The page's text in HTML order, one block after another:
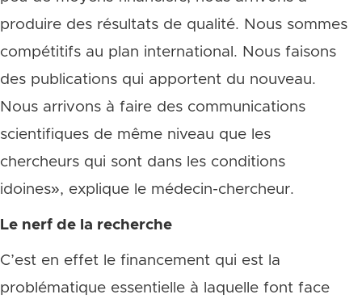
produire des résultats de qualité. Nous sommes
compétitifs au plan international. Nous faisons
des publications qui apportent du nouveau.
Nous arrivons à faire des communications
scientifiques de même niveau que les
chercheurs qui sont dans les conditions
idoines», explique le médecin-chercheur.
Le nerf de la recherche
C’est en effet le financement qui est la
problématique essentielle à laquelle font face